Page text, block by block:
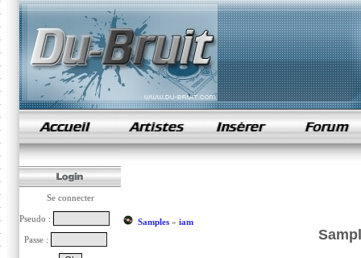
samples de rap
Se connecter
Pseudo :
Passe :
Samples» iam